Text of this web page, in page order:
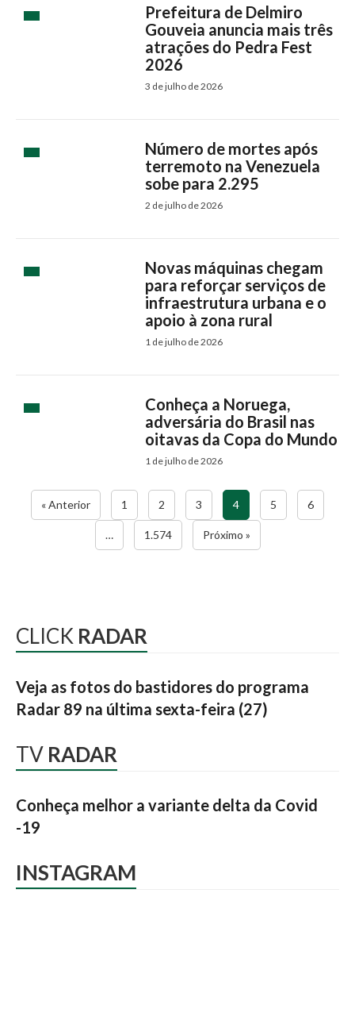
Prefeitura de Delmiro
Gouveia anuncia mais três
atrações do Pedra Fest
2026
3 de julho de 2026
Número de mortes após
terremoto na Venezuela
sobe para 2.295
2 de julho de 2026
Novas máquinas chegam
para reforçar serviços de
infraestrutura urbana e o
apoio à zona rural
1 de julho de 2026
Conheça a Noruega,
adversária do Brasil nas
oitavas da Copa do Mundo
1 de julho de 2026
« Anterior 1 2 3 4 5 6
… 1.574 Próximo »
CLICK RADAR
Veja as fotos do bastidores do programa
Radar 89 na última sexta-feira (27)
TV RADAR
Conheça melhor a variante delta da Covid
-19
INSTAGRAM